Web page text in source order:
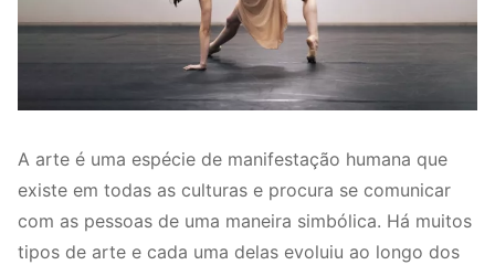
A arte é uma espécie de manifestação humana que
existe em todas as culturas e procura se comunicar
com as pessoas de uma maneira simbólica. Há muitos
tipos de arte e cada uma delas evoluiu ao longo dos